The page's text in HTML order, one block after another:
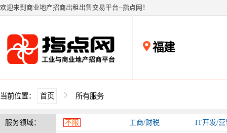
欢迎来到商业地产招商出租出售交易平台--指点网！
福建
当前位置： 首页 所有服务
服务领域： 不限 工商/财税 IT开发/营